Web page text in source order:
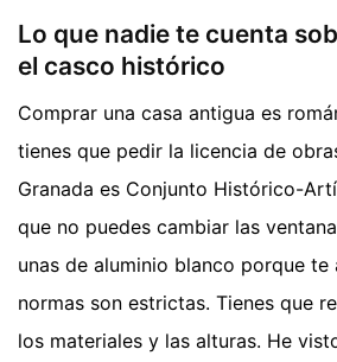
Lo que nadie te cuenta
el casco histórico
Comprar una casa antigua es
tienes que pedir la licencia de
Granada es Conjunto Histórico-
que no puedes cambiar las
unas de aluminio blanco porque te
normas son estrictas. Tienes que
los materiales y las alturas. He